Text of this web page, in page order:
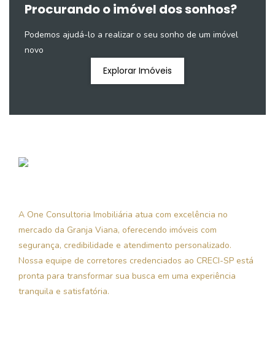
Procurando o imóvel dos sonhos?
Podemos ajudá-lo a realizar o seu sonho de um imóvel
novo
Explorar Imóveis
A One Consultoria Imobiliária atua com excelência no
mercado da Granja Viana, oferecendo imóveis com
segurança, credibilidade e atendimento personalizado.
Nossa equipe de corretores credenciados ao CRECI-SP está
pronta para transformar sua busca em uma experiência
tranquila e satisfatória.